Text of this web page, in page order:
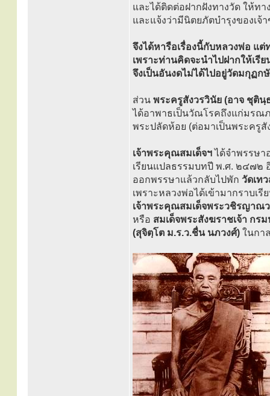
และได้ติดต่อฝากฝังทางวัด ให้ท
และแจ้งว่ามีนิตยภัตบำรุงของเจ้
จึงได้หารือเรื่องนี้กับหลวงพ่อ แต่
เพราะท่านคิดจะนำไปฝากให้เรี
จึงเป็นอันงดไม่ได้ไปอยู่วัดมกุฏก
ส่วน พระครูสังวรวินัย (อาจ ชุตินฺ
ได้อาพาธเป็นวัณโรคถึงแก่มรณ
พระปลัดห้อย (ต่อมาเป็นพระครูสั
เจ้าพระคุณสมเด็จฯได้จำพรรษา
เรียนแปลธรรมบทปี พ.ศ. ๒๔๗๒
ออกพรรษาแล้วกลับไปพัก วัดเท
เพราะหลวงพ่อได้เข้ามากราบเรี
เจ้าพระคุณสมเด็จพระวชิรญาณว
หรือ สมเด็จพระสังฆราชเจ้า กร
(สุจิตฺโต ม.ร.ว.ชื่น นภวงศ์) ในกา